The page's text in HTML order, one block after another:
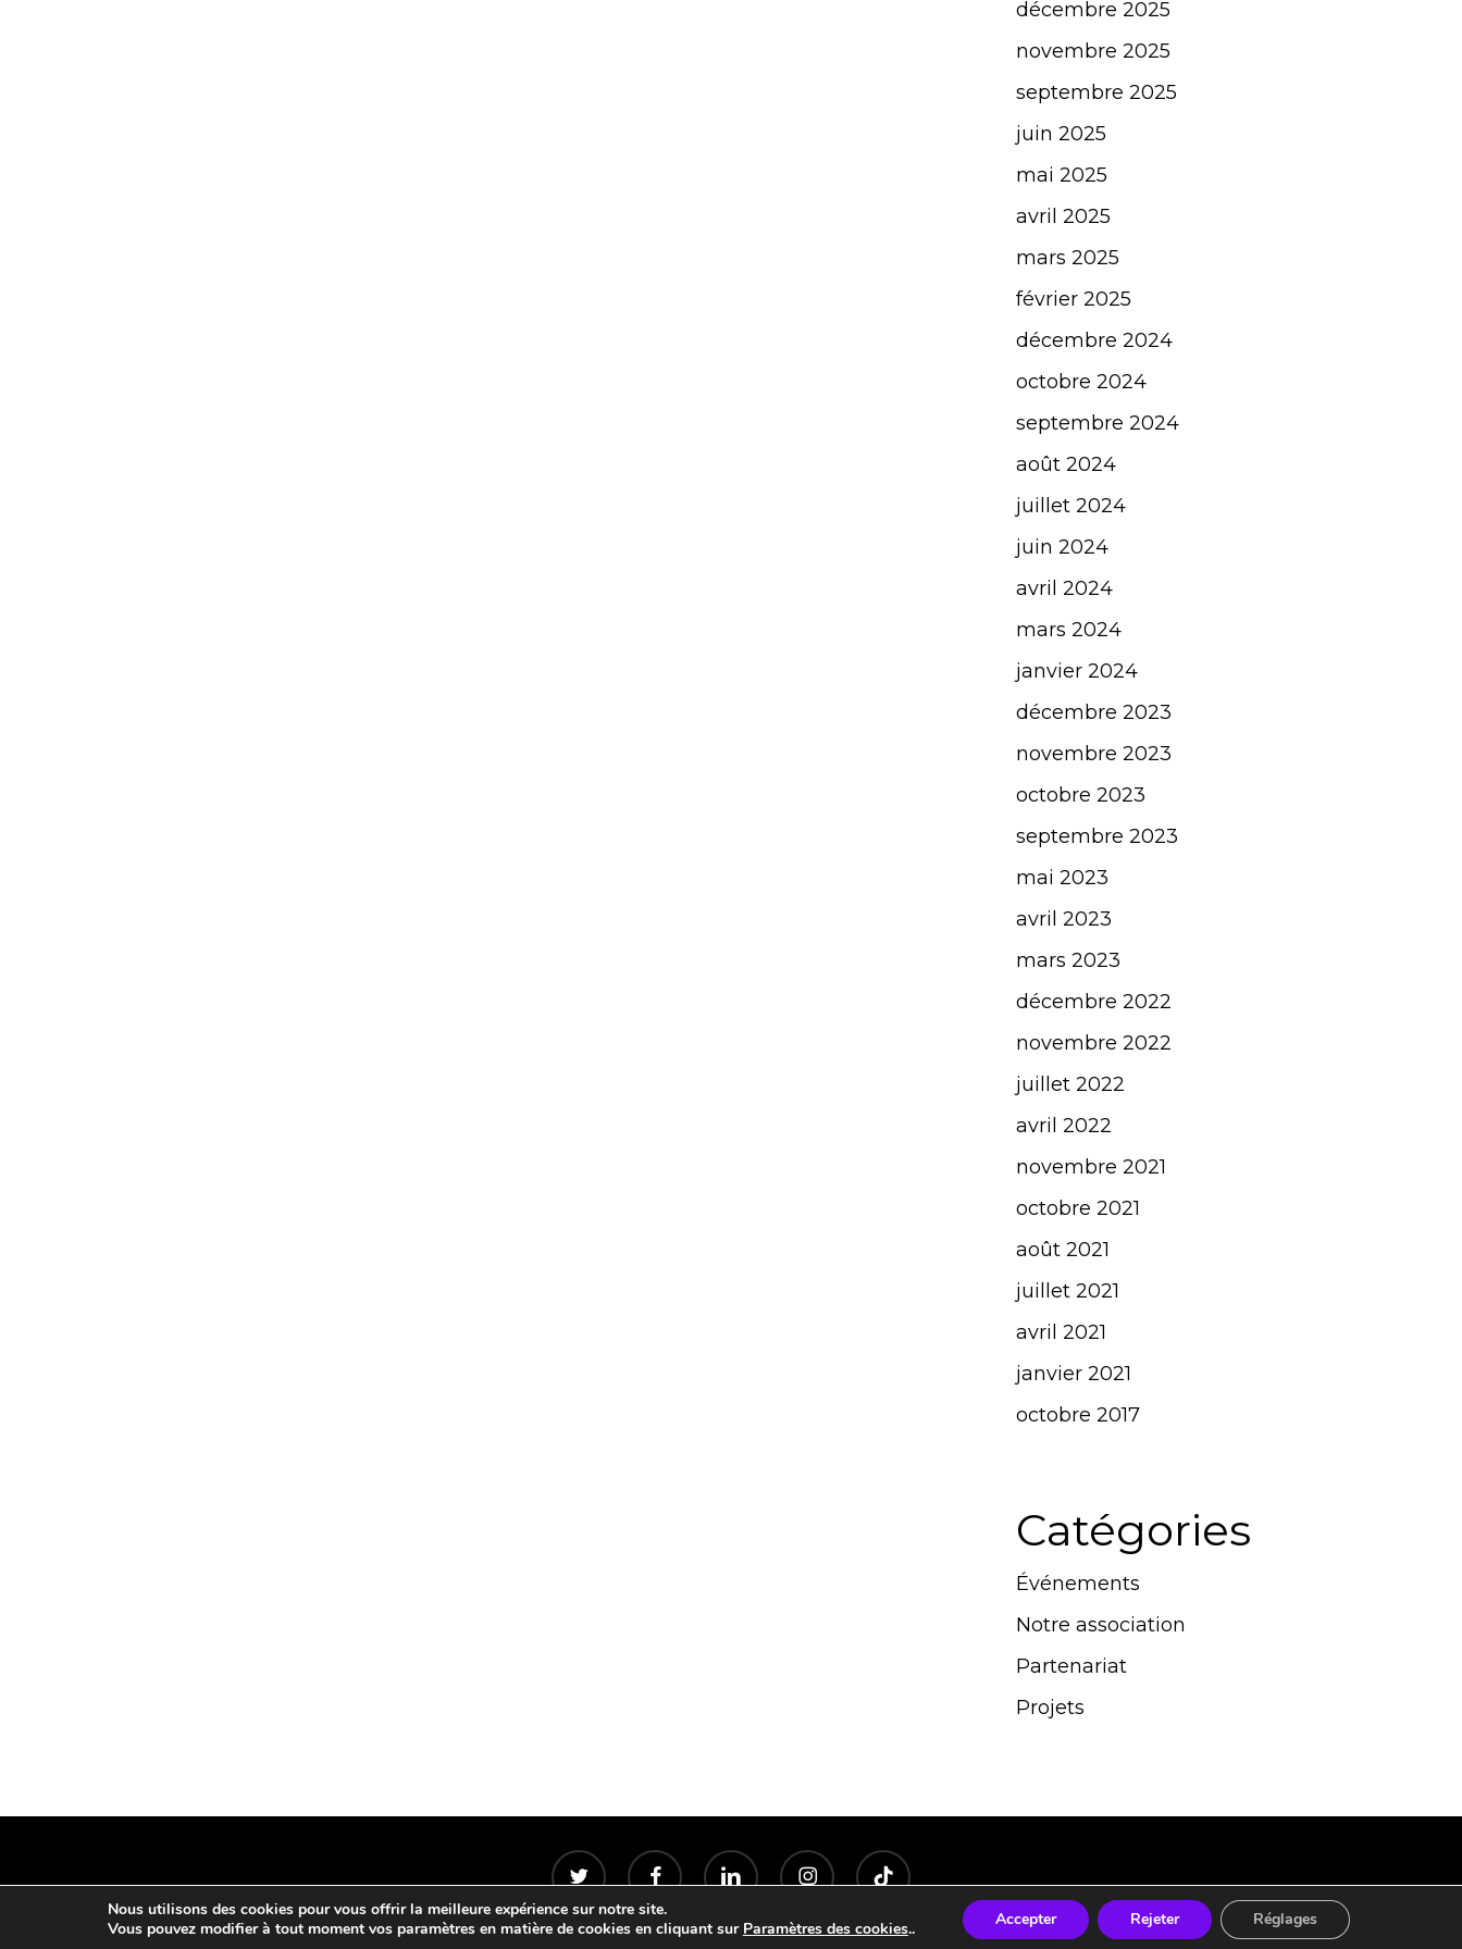
décembre 2025
novembre 2025
septembre 2025
juin 2025
mai 2025
avril 2025
mars 2025
février 2025
décembre 2024
octobre 2024
septembre 2024
août 2024
juillet 2024
juin 2024
avril 2024
mars 2024
janvier 2024
décembre 2023
novembre 2023
octobre 2023
septembre 2023
mai 2023
avril 2023
mars 2023
décembre 2022
novembre 2022
juillet 2022
avril 2022
novembre 2021
octobre 2021
août 2021
juillet 2021
avril 2021
janvier 2021
octobre 2017
Catégories
Événements
Notre association
Partenariat
Projets
twitter facebook linkedin instagram tiktok
Nous utilisons des cookies pour vous offrir la meilleure expérience sur notre site.
Vous pouvez modifier à tout moment vos paramètres en matière de cookies en cliquant sur Paramètres des cookies.. Accepter Rejeter Réglages